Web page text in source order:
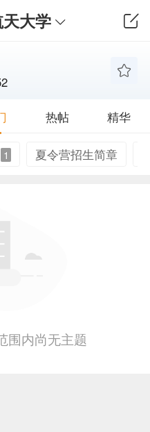
大学
热帖 精华
1 夏令营招生简章
围内尚无主题